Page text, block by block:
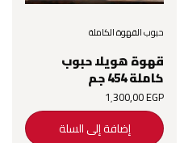
حبوب القهوة الكاملة
قهوة هويلا حبوب
كاملة 454 جم
1٬300٫00EGP
إضافة إلى السلة